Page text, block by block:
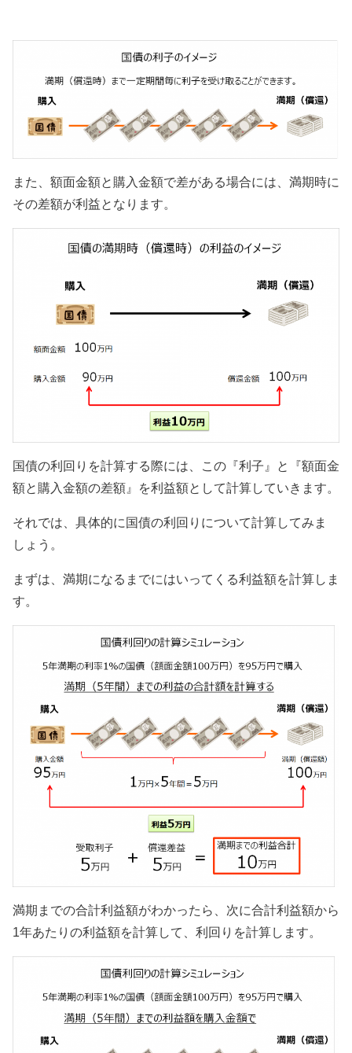
また、額面金額と購入金額で差がある場合には、満期時に
その差額が利益となります。
国債の利回りを計算する際には、この『利子』と『額面金
額と購入金額の差額』を利益額として計算していきます。
それでは、具体的に国債の利回りについて計算してみま
しょう。
まずは、満期になるまでにはいってくる利益額を計算しま
す。
満期までの合計利益額がわかったら、次に合計利益額から
1年あたりの利益額を計算して、利回りを計算します。